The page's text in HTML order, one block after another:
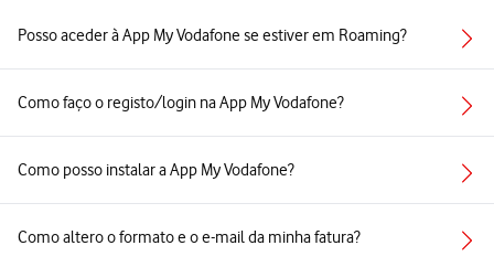
Posso aceder à App My Vodafone se estiver em Roaming?
Como faço o registo/login na App My Vodafone?
Como posso instalar a App My Vodafone?
Como altero o formato e o e-mail da minha fatura?